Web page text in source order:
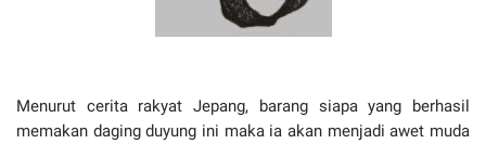
Menurut cerita rakyat Jepang, barang siapa yang berhasil
memakan daging duyung ini maka ia akan menjadi awet muda